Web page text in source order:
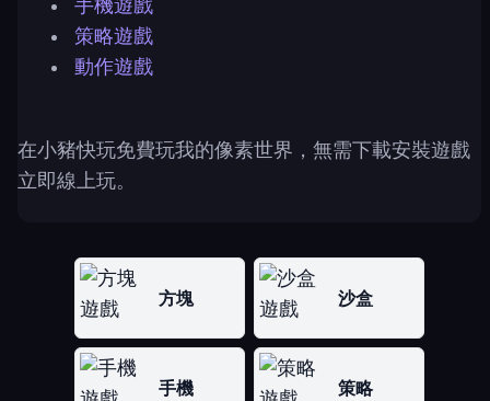
手機遊戲
策略遊戲
動作遊戲
在小豬快玩免費玩我的像素世界，無需下載安裝遊戲
立即線上玩。
方塊 沙盒
手機 策略